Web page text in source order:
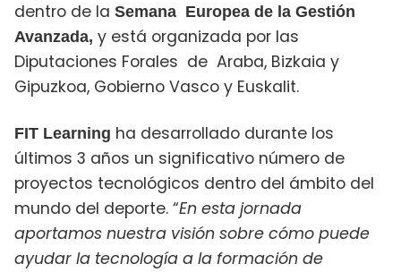
dentro de la Semana Europea de la Gestión
Avanzada, y está organizada por las
Diputaciones Forales de Araba, Bizkaia y
Gipuzkoa, Gobierno Vasco y Euskalit.
FIT Learning ha desarrollado durante los
últimos 3 años un significativo número de
proyectos tecnológicos dentro del ámbito del
mundo del deporte. “En esta jornada
aportamos nuestra visión sobre cómo puede
ayudar la tecnología a la formación de